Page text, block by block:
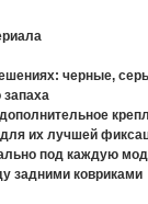
черные,
запаха
их лучшей
под каждую
задними ковриками